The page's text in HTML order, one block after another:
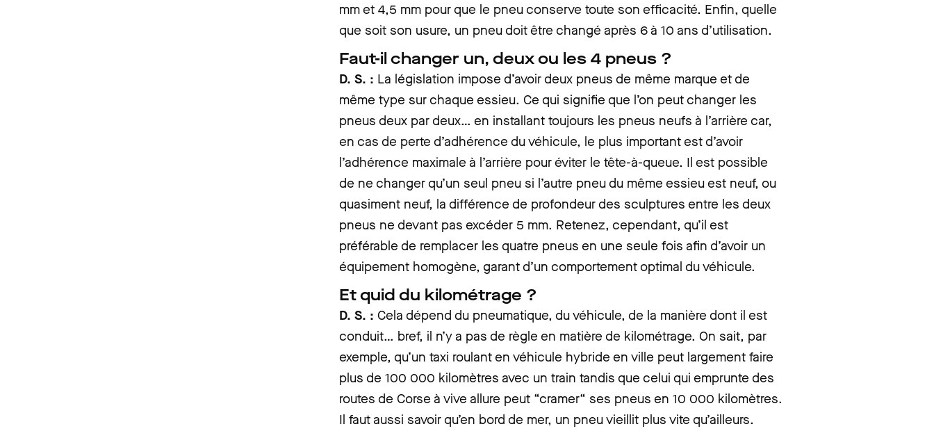
mm et 4,5 mm pour que le pneu conserve toute son efficacité. Enfin, quelle
que soit son usure, un pneu doit être changé après 6 à 10 ans d’utilisation.
Faut-il changer un, deux ou les 4 pneus ?
D. S. : La législation impose d’avoir deux pneus de même marque et de
même type sur chaque essieu. Ce qui signifie que l’on peut changer les
pneus deux par deux… en installant toujours les pneus neufs à l’arrière car,
en cas de perte d’adhérence du véhicule, le plus important est d’avoir
l’adhérence maximale à l’arrière pour éviter le tête-à-queue. Il est possible
de ne changer qu’un seul pneu si l’autre pneu du même essieu est neuf, ou
quasiment neuf, la différence de profondeur des sculptures entre les deux
pneus ne devant pas excéder 5 mm. Retenez, cependant, qu’il est
préférable de remplacer les quatre pneus en une seule fois afin d’avoir un
équipement homogène, garant d’un comportement optimal du véhicule.
Et quid du kilométrage ?
D. S. : Cela dépend du pneumatique, du véhicule, de la manière dont il est
conduit… bref, il n’y a pas de règle en matière de kilométrage. On sait, par
exemple, qu’un taxi roulant en véhicule hybride en ville peut largement faire
plus de 100 000 kilomètres avec un train tandis que celui qui emprunte des
routes de Corse à vive allure peut “cramer“ ses pneus en 10 000 kilomètres.
Il faut aussi savoir qu’en bord de mer, un pneu vieillit plus vite qu’ailleurs.